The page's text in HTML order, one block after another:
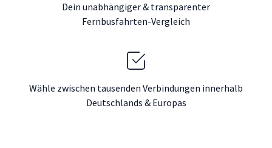
Dein unabhängiger & transparenter
Fernbusfahrten-Vergleich
Wähle zwischen tausenden Verbindungen innerhalb
Deutschlands & Europas